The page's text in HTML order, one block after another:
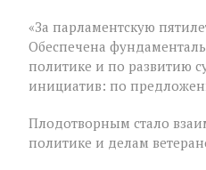
«За парламентскую
Обеспечена
политике и по развитию
инициатив: по
Плодотворным стало
политике и делам